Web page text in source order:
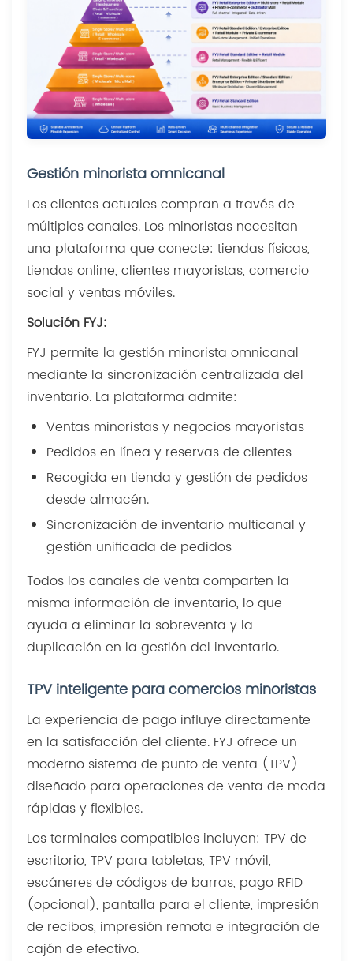
Gestión minorista omnicanal
Los clientes actuales compran a través de
múltiples canales. Los minoristas necesitan
una plataforma que conecte: tiendas físicas,
tiendas online, clientes mayoristas, comercio
social y ventas móviles.
Solución FYJ:
FYJ permite la gestión minorista omnicanal
mediante la sincronización centralizada del
inventario. La plataforma admite:
Ventas minoristas y negocios mayoristas
Pedidos en línea y reservas de clientes
Recogida en tienda y gestión de pedidos
desde almacén.
Sincronización de inventario multicanal y
gestión unificada de pedidos
Todos los canales de venta comparten la
misma información de inventario, lo que
ayuda a eliminar la sobreventa y la
duplicación en la gestión del inventario.
TPV inteligente para comercios minoristas
La experiencia de pago influye directamente
en la satisfacción del cliente. FYJ ofrece un
moderno sistema de punto de venta (TPV)
diseñado para operaciones de venta de moda
rápidas y flexibles.
Los terminales compatibles incluyen: TPV de
escritorio, TPV para tabletas, TPV móvil,
escáneres de códigos de barras, pago RFID
(opcional), pantalla para el cliente, impresión
de recibos, impresión remota e integración de
cajón de efectivo.